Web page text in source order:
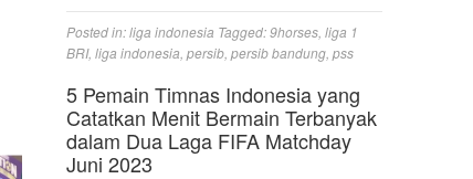
Posted in:liga indonesia Tagged:9horses ,liga 1
BRI,liga indonesia ,persib ,persib bandung ,pss
5 Pemain Timnas Indonesia yang
Catatkan Menit Bermain Terbanyak
dalam Dua Laga FIFA Matchday
Juni 2023